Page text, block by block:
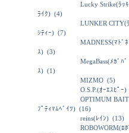
Lucky Strike(ﾗｯ
ﾗｲｸ) (4)
LUNKER CITY(
ｼﾃｨｰ) (7)
MADNESS(ﾏﾄﾞﾈ
ｽ) (3)
MegaBass(ﾒｶﾞﾊﾞ
ｽ) (1)
MIZMO (5)
O.S.P.(ｵｰｴｽﾋﾟｰ)
OPTIMUM
ﾌﾟﾃｨﾏﾑﾍﾞｲﾂ) (16)
reins(ﾚｲﾝ) (13)
ROBOWORM(ﾛ